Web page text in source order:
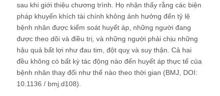
sau khi giới thiệu chương trình. Họ nhận thấy rằng các biện
pháp khuyến khích tài chính không ảnh hưởng đến tỷ lệ
bệnh nhân được kiểm soát huyết áp, những người đang
được theo dõi và điều trị, và những người phải chịu những
hậu quả bất lợi như đau tim, đột quỵ và suy thận. Cả hai
đều không có bất kỳ tác động nào đến huyết áp thực tế của
bệnh nhân thay đổi như thế nào theo thời gian (BMJ, DOI:
10.1136 / bmj.d108).